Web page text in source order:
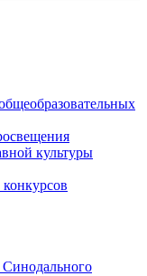
культуры
Синодального